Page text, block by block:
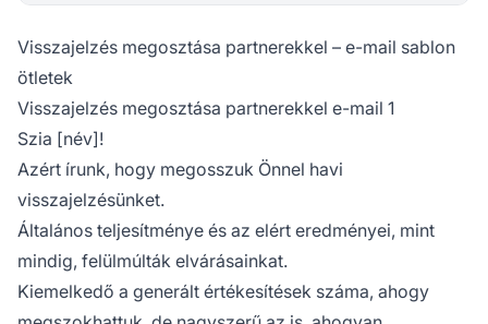
Visszajelzés megosztása partnerekkel – e-mail sablon
ötletek
Visszajelzés megosztása partnerekkel e-mail 1
Szia [név]!
Azért írunk, hogy megosszuk Önnel havi
visszajelzésünket.
Általános teljesítménye és az elért eredményei, mint
mindig, felülmúlták elvárásainkat.
Kiemelkedő a generált értékesítések száma, ahogy